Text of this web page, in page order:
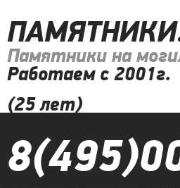
Памятники на
Работаем с 2001г.
(25 лет)